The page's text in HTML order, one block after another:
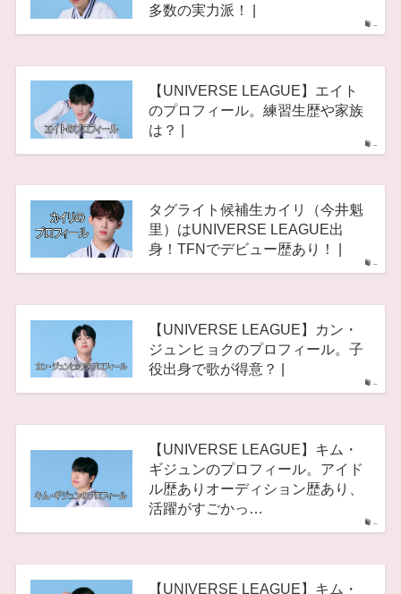
–
多数の実力派！ |
–
【UNIVERSE LEAGUE】エイト
のプロフィール。練習生歴や家族
は？ |
–
タグライト候補生カイリ（今井魁
里）はUNIVERSE LEAGUE出
身！TFNでデビュー歴あり！ |
–
【UNIVERSE LEAGUE】カン・
ジュンヒョクのプロフィール。子
役出身で歌が得意？ |
–
【UNIVERSE LEAGUE】キム・
ギジュンのプロフィール。アイド
ル歴ありオーディション歴あり、
活躍がすごかっ…
【UNIVERSE LEAGUE】キム・